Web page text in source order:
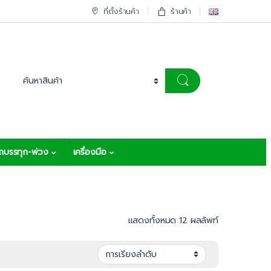
ที่ตั้งร้านค้า ร้านค้า
บรรทุก-พ่วง เครื่องมือ
แสดงทั้งหมด 12 ผลลัพท์